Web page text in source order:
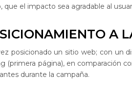
que el impacto sea agradable al
A
posicionado un sitio web; con un
(primera página), en comparación
durante la campaña.